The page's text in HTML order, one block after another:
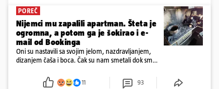
POREČ
Nijemci mu zapalili apartman. Šteta je
ogromna, a potom ga je šokirao i e-
mail od Bookinga
Oni su nastavili sa svojim jelom, nazdravljanjem,
dizanjem čaša i boca. Čak su nam smetali dok smo
požar, rekao je vlasnik
11 93